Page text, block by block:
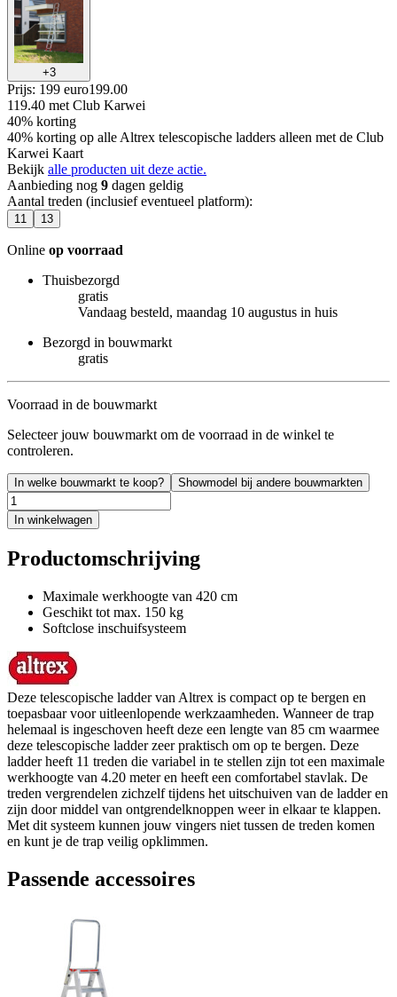
+3
Prijs: 199 euro199.00
119.40 met Club Karwei
40% korting
40% korting op alle Altrex telescopische ladders alleen met de Club
Karwei Kaart
Bekijk alle producten uit deze actie.
Aanbieding nog 9 dagen geldig
Aantal treden (inclusief eventueel platform):
11 13
Online op voorraad
Thuisbezorgd
gratis
Vandaag besteld, maandag 10 augustus in huis
Bezorgd in bouwmarkt
gratis
Voorraad in de bouwmarkt
Selecteer jouw bouwmarkt om de voorraad in de winkel te
controleren.
In welke bouwmarkt te koop? Showmodel bij andere bouwmarkten
In winkelwagen
Productomschrijving
Maximale werkhoogte van 420 cm
Geschikt tot max. 150 kg
Softclose inschuifsysteem
Deze telescopische ladder van Altrex is compact op te bergen en
toepasbaar voor uitleenlopende werkzaamheden. Wanneer de trap
helemaal is ingeschoven heeft deze een lengte van 85 cm waarmee
deze telescopische ladder zeer praktisch om op te bergen. Deze
ladder heeft 11 treden die variabel in te stellen zijn tot een maximale
werkhoogte van 4.20 meter en heeft een comfortabel stavlak. De
treden vergrendelen zichzelf tijdens het uitschuiven van de ladder en
zijn door middel van ontgrendelknoppen weer in elkaar te klappen.
Met dit systeem kunnen jouw vingers niet tussen de treden komen
en kunt je de trap veilig opklimmen.
Passende accessoires